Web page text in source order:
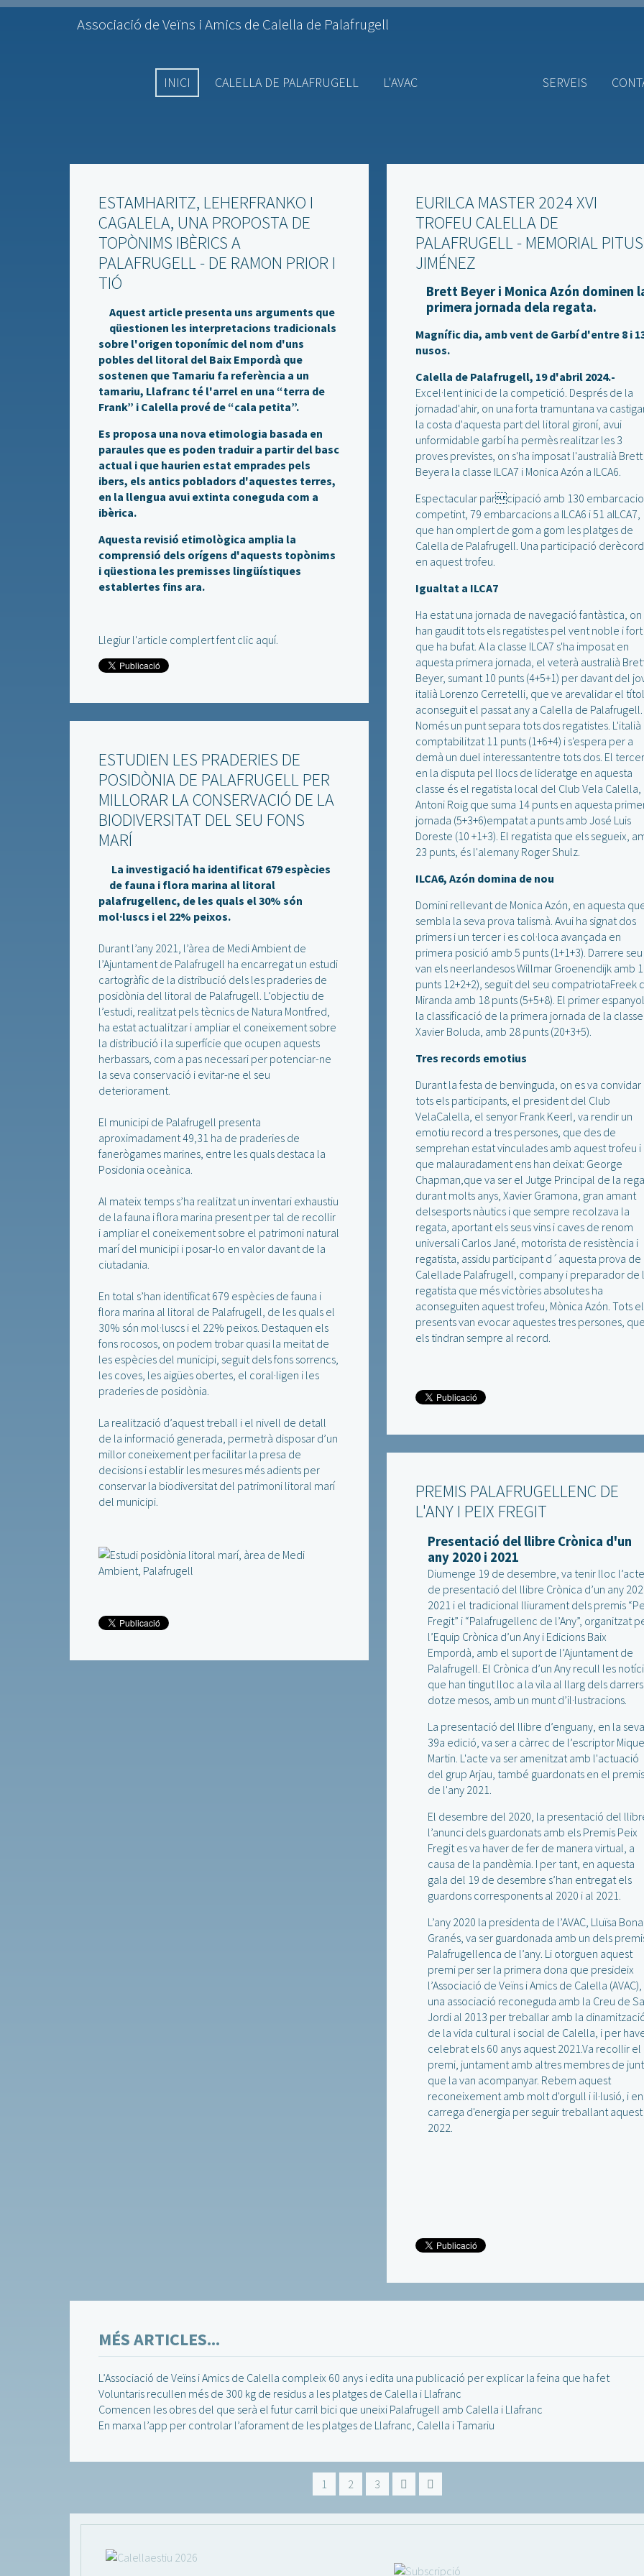
Associació de Veïns i Amics de Calella de Palafrugell
INICI CALELLA DE PALAFRUGELL L'AVAC SERVEIS
ESTAMHARITZ, LEHERFRANKO I
CAGALELA, UNA PROPOSTA DE
TOPÒNIMS IBÈRICS A
PALAFRUGELL - DE RAMON PRIOR I
TIÓ
Aquest article presenta uns arguments que
qüestionen les interpretacions tradicionals
sobre l'origen toponímic del nom d'uns
pobles del litoral del Baix Empordà que
sostenen que Tamariu fa referència a un
tamariu, Llafranc té l'arrel en una “terra de
Frank” i Calella prové de “cala petita”.
Es proposa una nova etimologia basada en
paraules que es poden traduir a partir del basc
actual i que haurien estat emprades pels
ibers, els antics pobladors d'aquestes terres,
en la llengua avui extinta coneguda com a
ibèrica.
Aquesta revisió etimològica amplia la
comprensió dels orígens d'aquests topònims
i qüestiona les premisses lingüístiques
establertes fins ara.
Llegiur l'article complert fent clic aquí.
ESTUDIEN LES PRADERIES DE
POSIDÒNIA DE PALAFRUGELL PER
MILLORAR LA CONSERVACIÓ DE LA
BIODIVERSITAT DEL SEU FONS
MARÍ
La investigació ha identificat 679 espècies
de fauna i flora marina al litoral
palafrugellenc, de les quals el 30% són
mol·luscs i el 22% peixos.
Durant l’any 2021, l’àrea de Medi Ambient de
l’Ajuntament de Palafrugell ha encarregat un estudi
cartogràfic de la distribució dels les praderies de
posidònia del litoral de Palafrugell. L’objectiu de
l’estudi, realitzat pels tècnics de Natura Montfred,
ha estat actualitzar i ampliar el coneixement sobre
la distribució i la superfície que ocupen aquests
herbassars, com a pas necessari per potenciar-ne
la seva conservació i evitar-ne el seu
deteriorament.
El municipi de Palafrugell presenta
aproximadament 49,31 ha de praderies de
fanerògames marines, entre les quals destaca la
Posidonia oceànica.
Al mateix temps s’ha realitzat un inventari exhaustiu
de la fauna i flora marina present per tal de recollir
i ampliar el coneixement sobre el patrimoni natural
marí del municipi i posar-lo en valor davant de la
ciutadania.
En total s’han identificat 679 espècies de fauna i
flora marina al litoral de Palafrugell, de les quals el
30% són mol·luscs i el 22% peixos. Destaquen els
fons rocosos, on podem trobar quasi la meitat de
les espècies del municipi, seguit dels fons sorrencs,
les coves, les aigües obertes, el coral·ligen i les
praderies de posidònia.
La realització d’aquest treball i el nivell de detall
de la informació generada, permetrà disposar d’un
millor coneixement per facilitar la presa de
decisions i establir les mesures més adients per
conservar la biodiversitat del patrimoni litoral marí
del municipi.
EURILCA MASTER 2024 XVI
TROFEU CALELLA DE
PALAFRUGELL - MEMORIAL PITUS
JIMÉNEZ
Brett Beyer i Monica Azón dominen
primera jornada dela regata.
Magnífic dia, amb vent de Garbí d'entre 8 i
nusos.
Calella de Palafrugell, 19 d'abril 2024.-
Excel·lent inici de la competició. Després de la
jornadad'ahir, on una forta tramuntana va
la costa d'aquesta part del litoral gironí, avui
unformidable garbí ha permès realitzar les 3
proves previstes, on s'ha imposat l'australià Brett
Beyera la classe ILCA7 i Monica Azón a ILCA6.
Espectacular parcipació amb 130
competint, 79 embarcacions a ILCA6 i 51 aILCA7,
que han omplert de gom a gom les platges de
Calella de Palafrugell. Una participació derècord
en aquest trofeu.
Igualtat a ILCA7
Ha estat una jornada de navegació fantàstica, on
han gaudit tots els regatistes pel vent noble i fort
que ha bufat. A la classe ILCA7 s'ha imposat en
aquesta primera jornada, el veterà australià
Beyer, sumant 10 punts (4+5+1) per davant del
italià Lorenzo Cerretelli, que ve arevalidar el títol
aconseguit el passat any a Calella de Palafrugell.
Només un punt separa tots dos regatistes. L'italià
comptabilitzat 11 punts (1+6+4) i s'espera per a
demà un duel interessantentre tots dos. El tercer
en la disputa pel llocs de lideratge en aquesta
classe és el regatista local del Club Vela Calella,
Antoni Roig que suma 14 punts en aquesta
jornada (5+3+6)empatat a punts amb José Luis
Doreste (10 +1+3). El regatista que els segueix,
23 punts, és l'alemany Roger Shulz.
ILCA6, Azón domina de nou
Domini rellevant de Monica Azón, en aquesta
sembla la seva prova talismà. Avui ha signat dos
primers i un tercer i es col·loca avançada en
primera posició amb 5 punts (1+1+3). Darrere seu
van els neerlandesos Willmar Groenendijk amb
punts 12+2+2), seguit del seu compatriotaFreek
Miranda amb 18 punts (5+5+8). El primer
la classificació de la primera jornada de la
Xavier Boluda, amb 28 punts (20+3+5).
Tres records emotius
Durant la festa de benvinguda, on es va convidar
tots els participants, el president del Club
VelaCalella, el senyor Frank Keerl, va rendir un
emotiu record a tres persones, que des de
semprehan estat vinculades amb aquest trofeu i
que malauradament ens han deixat: George
Chapman,que va ser el Jutge Principal de la
durant molts anys, Xavier Gramona, gran amant
delsesports nàutics i que sempre recolzava la
regata, aportant els seus vins i caves de renom
universali Carlos Jané, motorista de resistència i
regatista, assidu participant d´aquesta prova de
Calellade Palafrugell, company i preparador de
regatista que més victòries absolutes ha
aconseguiten aquest trofeu, Mònica Azón. Tots
presents van evocar aquestes tres persones, que
els tindran sempre al record.
PREMIS PALAFRUGELLENC DE
L'ANY I PEIX FREGIT
Presentació del llibre Crònica d'un
any 2020 i 2021
Diumenge 19 de desembre, va tenir lloc l’acte
de presentació del llibre Crònica d’un any
2021 i el tradicional lliurament dels premis
Fregit” i “Palafrugellenc de l’Any”, organitzat
l’Equip Crònica d’un Any i Edicions Baix
Empordà, amb el suport de l’Ajuntament de
Palafrugell. El Crònica d’un Any recull les
que han tingut lloc a la vila al llarg dels darrers
dotze mesos, amb un munt d’il·lustracions.
La presentació del llibre d’enguany, en la seva
39a edició, va ser a càrrec de l’escriptor
Martin. L'acte va ser amenitzat amb l'actuació
del grup Arjau, també guardonats en el premis
de l'any 2021.
El desembre del 2020, la presentació del
l’anunci dels guardonats amb els Premis Peix
Fregit es va haver de fer de manera virtual, a
causa de la pandèmia. I per tant, en aquesta
gala del 19 de desembre s’han entregat els
guardons corresponents al 2020 i al 2021.
L’any 2020 la presidenta de l’AVAC, Lluïsa
Granés, va ser guardonada amb un dels
Palafrugellenca de l’any. Li otorguen aquest
premi per ser la primera dona que presideix
l’Associació de Veïns i Amics de Calella (AVAC),
una associació reconeguda amb la Creu de
Jordi al 2013 per treballar amb la
de la vida cultural i social de Calella, i per
celebrat els 60 anys aquest 2021.Va recollir el
premi, juntament amb altres membres de
que la van acompanyar. Rebem aquest
reconeixement amb molt d'orgull i il·lusió, i
carrega d'energia per seguir treballant aquest
2022.
MÉS ARTICLES...
L’Associació de Veïns i Amics de Calella compleix 60 anys i edita una publicació per explicar la feina que ha fet
Voluntaris recullen més de 300 kg de residus a les platges de Calella i Llafranc
Comencen les obres del que serà el futur carril bici que uneixi Palafrugell amb Calella i Llafranc
En marxa l’app per controlar l’aforament de les platges de Llafranc, Calella i Tamariu
1 2 3